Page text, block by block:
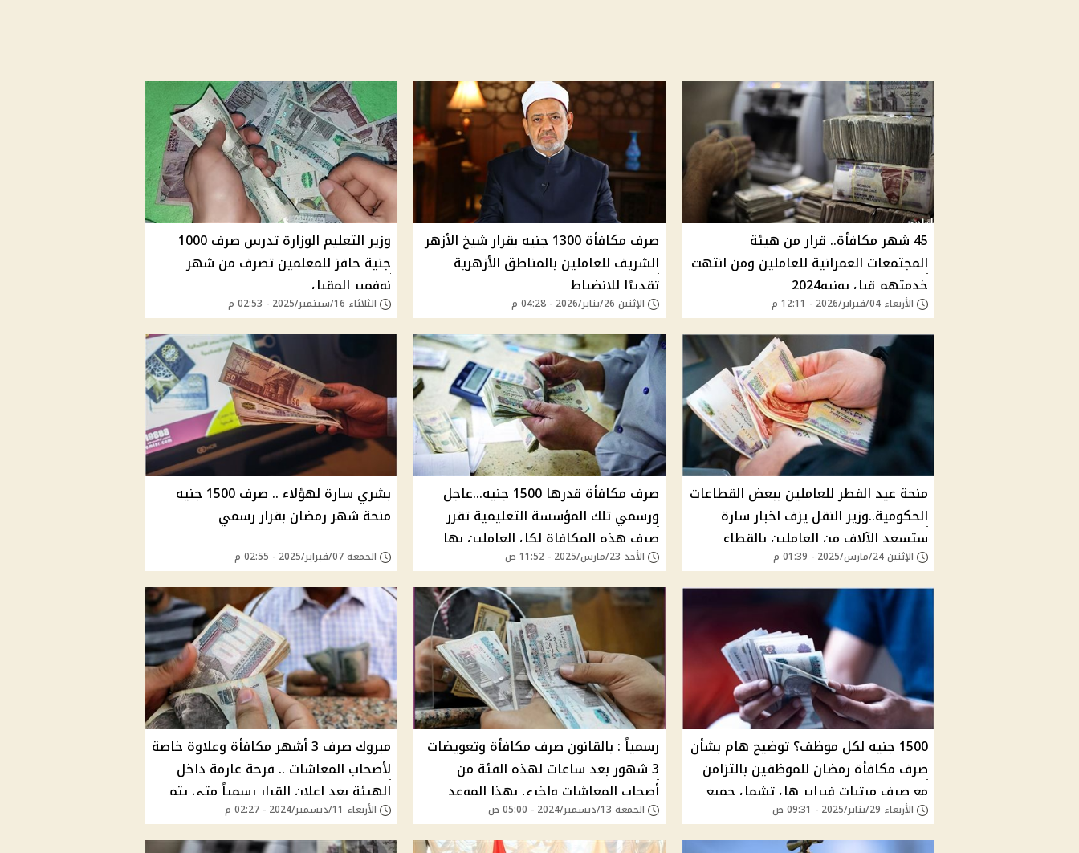
45 شهر مكافأة.. قرار من هيئة
المجتمعات العمرانية للعاملين ومن انتهت
خدمتهم قبل يونيو2024
الأربعاء 04/فبراير/2026 - 12:11 م
صرف مكافأة 1300 جنيه بقرار شيخ الأزهر
الشريف للعاملين بالمناطق الأزهرية
تقديرًا للانضباط
الإثنين 26/يناير/2026 - 04:28 م
وزير التعليم الوزارة تدرس صرف 1000
جنية حافز للمعلمين تصرف من شهر
نوفمبر المقبل
الثلاثاء 16/سبتمبر/2025 - 02:53 م
منحة عيد الفطر للعاملين ببعض القطاعات
الحكومية..وزير النقل يزف اخبار سارة
ستسعد الآلاف من العاملين بالقطاع
الإثنين 24/مارس/2025 - 01:39 م
صرف مكافأة قدرها 1500 جنيه...عاجل
ورسمي تلك المؤسسة التعليمية تقرر
صرف هذه المكافاة لكل العاملين بها
الأحد 23/مارس/2025 - 11:52 ص
بشري سارة لهؤلاء .. صرف 1500 جنيه
منحة شهر رمضان بقرار رسمي
الجمعة 07/فبراير/2025 - 02:55 م
1500 جنيه لكل موظف؟ توضيح هام بشأن
صرف مكافأة رمضان للموظفين بالتزامن
مع صرف مرتبات فبراير هل تشمل جميع
العاملين في الدولة؟
الأربعاء 29/يناير/2025 - 09:31 ص
رسمياً : بالقانون صرف مكافأة وتعويضات
3 شهور بعد ساعات لهذه الفئة من
أصحاب المعاشات واخري بهذا الموعد
اعرف معاشك هيزيد كام؟
الجمعة 13/ديسمبر/2024 - 05:00 ص
مبروك صرف 3 أشهر مكافأة وعلاوة خاصة
لأصحاب المعاشات .. فرحة عارمة داخل
الهيئة بعد إعلان القرار رسمياً متي يتم
التنفيذ ؟
الأربعاء 11/ديسمبر/2024 - 02:27 م